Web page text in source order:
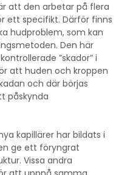
att den arbetar på flera
ett specifikt. Därför finns
hudproblem, som kan
Den här
”skador” i
att huden och kroppen
och där börjas
påskynda
kapillärer har bildats i
ge ett föryngrat
Vissa andra